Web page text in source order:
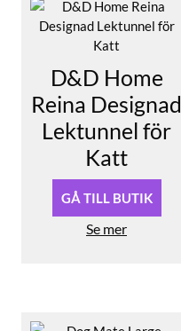
D&D Home
Reina Designad
Lektunnel för
Katt
GÅ TILL BUTIK
Se mer